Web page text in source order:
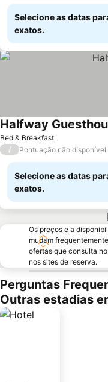
Selecione as datas
exatos.
Bed & Breakfast
Halfway
/ Pontuação não disponível
Selecione as datas
exatos.
Os preços e a
mudam
ofertas que consulta
nos sites de reserva.
Perguntas
Outras estadias